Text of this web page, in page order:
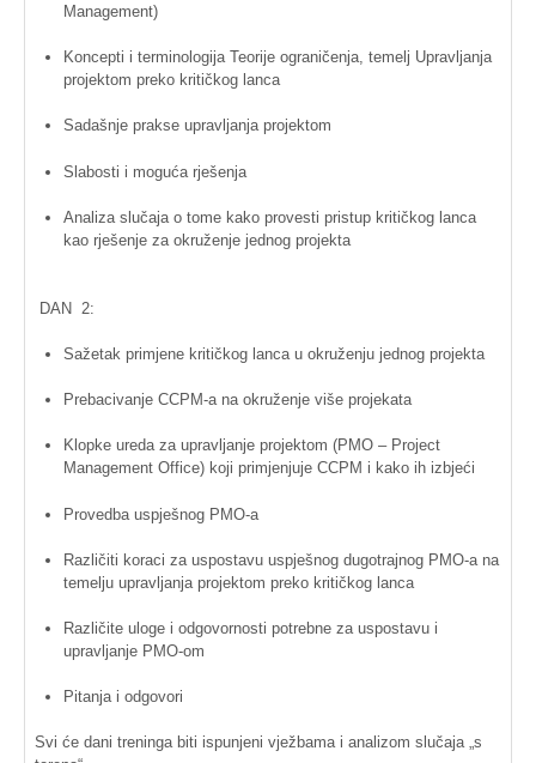
Management)
Koncepti i terminologija Teorije ograničenja, temelj Upravljanja
projektom preko kritičkog lanca
Sadašnje prakse upravljanja projektom
Slabosti i moguća rješenja
Analiza slučaja o tome kako provesti pristup kritičkog lanca
kao rješenje za okruženje jednog projekta
DAN 2:
Sažetak primjene kritičkog lancau okruženju jednog projekta
Prebacivanje CCPM-a na okruženje više projekata
Klopke ureda za upravljanje projektom (PMO – Project
Management Office) koji primjenjuje CCPM i kako ih izbjeći
Provedba uspješnog PMO-a
Različiti koraci za uspostavu uspješnog dugotrajnog PMO-a na
temelju upravljanja projektom preko kritičkog lanca
Različite uloge i odgovornosti potrebne za uspostavu i
upravljanje PMO-om
Pitanjai odgovori
Svi će dani treninga biti ispunjeni vježbamai analizom slučaja„s